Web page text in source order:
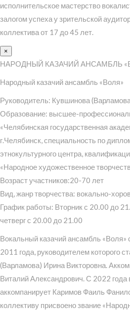
исполнительское мастерство
залогом успеха у зрительской
коллектива от 17 до 45 лет.
×
НАРОДНЫЙ КАЗАЧИЙ АНСАМБЛЬ
Народный казачий ансамбль «Воля»
Руководитель: Кувшинова
Образование: высшее-
«Челябинская государственная
г.Челябинск, специальность по
этнокультурного центра,
«Народное художественное
Возраст участников:20-70 лет
Вид, жанр творчества: вокально-
График работы: Вторник с 20.00 до
четверг с 20.00 до 21.00
Вокальный казачий ансамбль
2011 года, руководителем которого
(Варламова) Ирина Викторовна.
Виталий Александрович. С 2022 года
аккомпанирует Каримов Фаиль
коллективу присвоено звание